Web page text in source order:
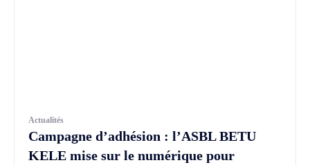
Actualités
Campagne d’adhésion : l’ASBL BETU
KELE mise sur le numérique pour